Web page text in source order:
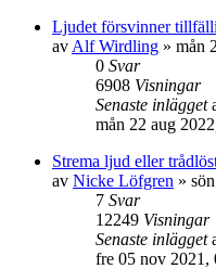
Ljudet försvinner
av Alf Wirdling » mån
0 Svar
6908 Visningar
Senaste inlägget
mån 22 aug
Strema ljud eller
av Nicke Löfgren »
7 Svar
12249 Visningar
Senaste inlägget
fre 05 nov 2021,